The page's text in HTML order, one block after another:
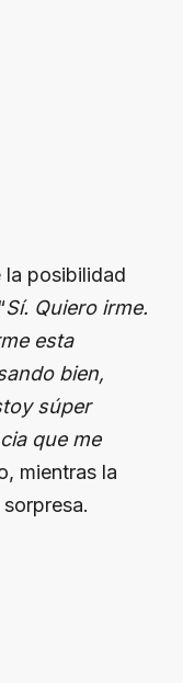
la posibilidad
Sí. Quiero irme.
esta
bien,
súper
que me
mientras la